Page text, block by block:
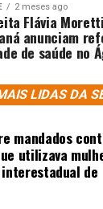
2 meses ago
Flávia
anunciam
de saúde no
LIDAS DA
mandados
utilizava
de